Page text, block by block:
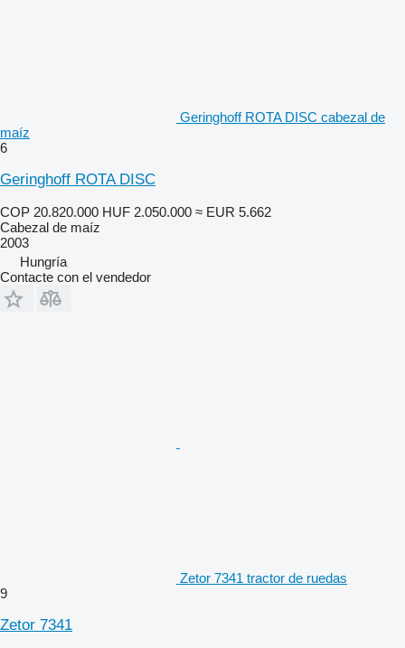
Geringhoff ROTA DISC cabezal de
maíz
6
Geringhoff ROTA DISC
COP 20.820.000 HUF 2.050.000 ≈ EUR 5.662
Cabezal de maíz
2003
Hungría
Contacte con el vendedor
Zetor 7341 tractor de ruedas
9
Zetor 7341